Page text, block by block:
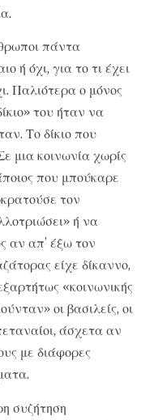
πάντα
ή όχι, για το τι έχει
Παλιότερα ο μόνος
του ήταν να
Το δίκιο που
μια κοινωνία χωρίς
που μπούκαρε
τον
ή να
αν απ’ έξω τον
είχε δίκαννο,
«κοινωνικής
οι βασιλείς, οι
άσχετα αν
με διάφορες
συζήτηση